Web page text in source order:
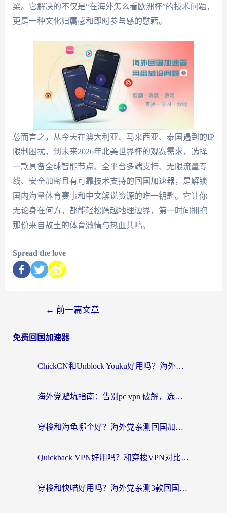
梁。它解决的不仅是“在海外怎么看欧洲杯”的技术问题，
更是一种文化归属感和即时参与感的慰藉。
总而言之，从今天在澳大利亚、马来西亚、泰国遇到的IP
限制困扰，到未来2026年北美世界杯的观赛需求，选择
一款具备全球智能节点、全平台多端支持、无限流量专
线、安全加密且有可靠技术支持的回国加速器，是解锁
国内海量体育赛事和中文解说资源的唯一钥匙。它让你
无论身在何方，都能轻松跨越地理边界，第一时间拥抱
那份来自故土的体育激情与热血共鸣。
Spread the love
← 前一篇文章
免费回国加速器
ChickCN和Unblock Youku好用吗？海外党亲测3款回国加速器，附iOS免费选择指南
海外党避坑指南：告别pc vpn 破解，选对回国加速器轻松访问国内资源
穿梭和海龟哪个好？海外党亲测回国加速器，附电脑免费VPN推荐
Quickback VPN好用吗？和穿梭VPN对比哪个回国效果更好？海外党必看的真实测评与选择指南
穿梭和快喵好用吗？海外党亲测3款回国加速器，附日本回国VPN避坑指南